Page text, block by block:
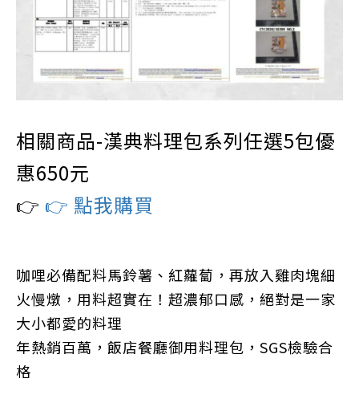
相關商品-漢典料理包系列任選5包優
惠650元
👉 👉 點我購買
咖哩必備配料馬鈴薯、紅蘿蔔，再放入雞肉塊細
火慢燉，用料超實在！超濃郁口感，絕對是一家
大小都愛的料理
年熱銷百萬，飯店餐廳御用料理包，SGS檢驗合
格